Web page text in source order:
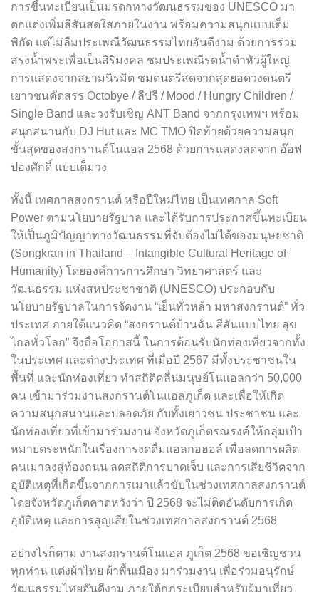
การขึ้นทะเบียนเป็นมรดกทางวัฒนธรรมของ UNESCO มา
ตกแต่งเพิ่มสีสันสดใสภายในงาน พร้อมความสนุกแบบเต็ม
พิกัด แต่ไม่ลืมประเพณีวัฒนธรรมไทยอันดีงาม ด้วยการร่วม
สรงน้ำพระเพื่อเป็นสิริมงคล ชมประเพณีรดน้ำดำหัวผู้ใหญ่
การแสดงจากสยามนิรมิต ชมดนตรีสดจากสุดยอดวงดนตรี
เยาวชนคัดสรร Octobye / ลีปรี / Mood / Hungry Children /
Single Band และวงรับเชิญ ANT Band จากกรุงเทพฯ พร้อม
สนุกสนานกับ DJ Hut และ MC TMO ปิดท้ายด้วยความสนุก
ขั้นสุดของสงกรานต์โนแอล 2568 ด้วยการแสดงสดจาก อ๊อฟ
ปองศักดิ์ แบบเต็มวง
ทั้งนี้ เทศกาลสงกรานต์ หรือปีใหม่ไทย เป็นเทศกาล Soft
Power ตามนโยบายรัฐบาล และได้รับการประกาศขึ้นทะเบียน
ให้เป็นภูมิปัญญาทางวัฒนธรรมที่จับต้องไม่ได้ของมนุษยชาติ
(Songkran in Thailand – Intangible Cultural Heritage of
Humanity) โดยองค์การการศึกษา วิทยาศาสตร์ และ
วัฒนธรรม แห่งสหประชาชาติ (UNESCO) ประกอบกับ
นโยบายรัฐบาลในการจัดงาน “เย็นทั่วหล้า มหาสงกรานต์” ทั่ว
ประเทศ ภายใต้แนวคิด “สงกรานต์บ้านฉัน สีสันแบบไทย สุข
ไกลทั่วโลก” จึงถือโอกาสนี้ ในการต้อนรับนักท่องเที่ยวจากทั้ง
ในประเทศ และต่างประเทศ ที่เมื่อปี 2567 มีทั้งประชาชนใน
พื้นที่ และนักท่องเที่ยว ทำสถิติคลื่นมนุษย์โนแอลกว่า 50,000
คน เข้ามาร่วมงานสงกรานต์โนแอลภูเก็ต และเพื่อให้เกิด
ความสนุกสนานและปลอดภัย กับทั้งเยาวชน ประชาชน และ
นักท่องเที่ยวที่เข้ามาร่วมงาน จังหวัดภูเก็ตรณรงค์ให้กลุ่มเป้า
หมายตระหนักในเรื่องการงดดื่มแอลกอฮอล์ เพื่อลดการผลิต
คนเมาลงสู่ท้องถนน ลดสถิติการบาดเจ็บ และการเสียชีวิตจาก
อุบัติเหตุที่เกิดขึ้นจากการเมาแล้วขับในช่วงเทศกาลสงกรานต์
โดยจังหวัดภูเก็ตคาดหวังว่า ปี 2568 จะไม่ติดอันดับการเกิด
อุบัติเหตุ และการสูญเสียในช่วงเทศกาลสงกรานต์ 2568
อย่างไรก็ตาม งานสงกรานต์โนแอล ภูเก็ต 2568 ขอเชิญชวน
ทุกท่าน แต่งผ้าไทย ผ้าพื้นเมือง มาร่วมงาน เพื่อร่วมอนุรักษ์
วัฒนธรรมไทยอันดีงาม ภายใต้กฎระเบียบสำหรับผู้มาเที่ยว